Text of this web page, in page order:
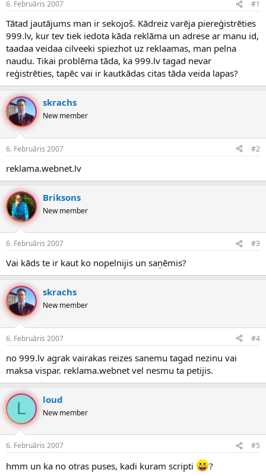
n
u
z
s
ā
c
ē
s
a
u
m
s
6. Februāris 2007 #1
Tātad jautājums man ir sekojoš. Kādreiz varēja piereģistrēties
999.lv, kur tev tiek iedota kāda reklāma un adrese ar manu id,
taadaa veidaa cilveeki spiezhot uz reklaamas, man pelna
naudu. Tikai problēma tāda, ka 999.lv tagad nevar
reģistrēties, tapēc vai ir kautkādas citas tāda veida lapas?
skrachs
New member
6. Februāris 2007 #2
reklama.webnet.lv
Briksons
New member
6. Februāris 2007 #3
Vai kāds te ir kaut ko nopelnijis un saņēmis?
skrachs
New member
6. Februāris 2007 #4
no 999.lv agrak vairakas reizes sanemu tagad nezinu vai
maksa vispar. reklama.webnet vel nesmu ta petijis.
L loud
New member
6. Februāris 2007 #5
hmm un ka no otras puses, kadi kuram scripti ?